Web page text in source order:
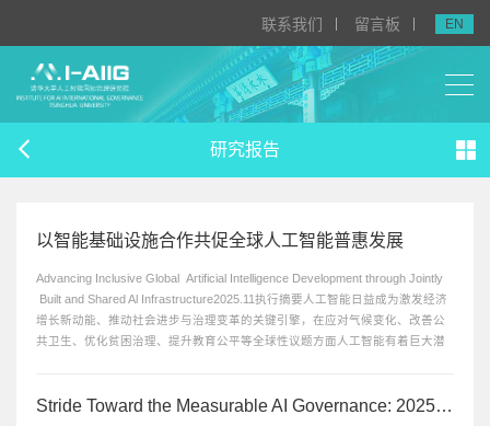
联系我们 留言板 EN
研究报告
以智能基础设施合作共促全球人工智能普惠发展
Advancing Inclusive Global Artificial Intelligence Development through Jointly
Built and Shared Al Infrastructure2025.11执行摘要人工智能日益成为激发经济
增长新动能、推动社会进步与治理变革的关键引擎，在应对气候变化、改善公
共卫生、优化贫困治理、提升教育公平等全球性议题方面人工智能有着巨大潜
Stride Toward the Measurable AI Governance: 2025 Annual Overview & Action Recommendations